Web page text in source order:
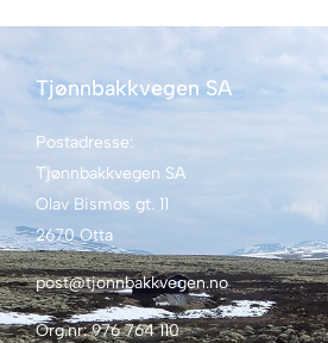
Tjønnbakkvegen SA
Postadresse:
Tjønnbakkvegen SA
Olav Bismos gt. 11
2670 Otta
post@tjonnbakkvegen.no
Org.nr: 976 764 110